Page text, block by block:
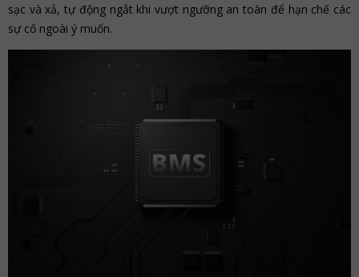
sạc và xả, tự động ngắt khi vượt ngưỡng an toàn để hạn chế các
sự cố ngoài ý muốn.